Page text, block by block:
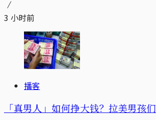
3 小时前
播客
「真男人」如何挣大钱？拉美男孩